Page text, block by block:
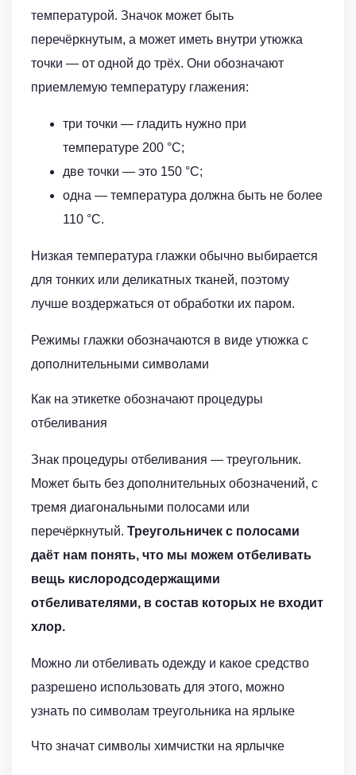
температурой. Значок может быть
перечёркнутым, а может иметь внутри утюжка
точки — от одной до трёх. Они обозначают
приемлемую температуру глажения:
три точки — гладить нужно при
температуре 200 °C;
две точки — это 150 °C;
одна — температура должна быть не более
110 °C.
Низкая температура глажки обычно выбирается
для тонких или деликатных тканей, поэтому
лучше воздержаться от обработки их паром.
Режимы глажки обозначаются в виде утюжка с
дополнительными символами
Как на этикетке обозначают процедуры
отбеливания
Знак процедуры отбеливания — треугольник.
Может быть без дополнительных обозначений, с
тремя диагональными полосами или
перечёркнутый. Треугольничек с полосами
даёт нам понять, что мы можем отбеливать
вещь кислородсодержащими
отбеливателями, в состав которых не входит
хлор.
Можно ли отбеливать одежду и какое средство
разрешено использовать для этого, можно
узнать по символам треугольника на ярлыке
Что значат символы химчистки на ярлычке